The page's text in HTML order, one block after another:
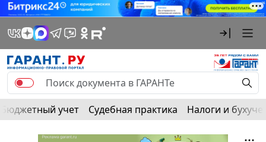
Бюджетный учет Судебная практика Налоги и